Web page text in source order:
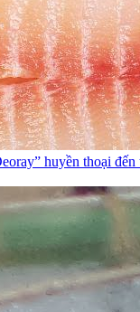
huyền thoại đến